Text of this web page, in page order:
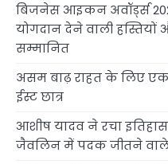
बिजनेस आइकन अवॉर्ड्स
योगदान देने वाली
सम्मानित
असम बाढ़ राहत के लिए
ईस्ट छात्र
आशीष यादव ने रचा
जैवलिन में पदक जीतने वाले